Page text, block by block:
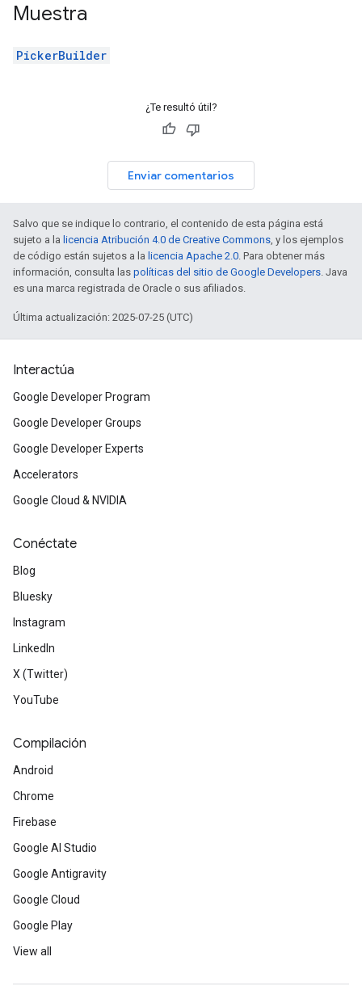
Muestra
PickerBuilder
¿Te resultó útil?
Enviar comentarios
Salvo que se indique lo contrario, el contenido de esta página está
sujeto a la licencia Atribución 4.0 de Creative Commons, y los ejemplos
de código están sujetos a la licencia Apache 2.0. Para obtener más
información, consulta las políticas del sitio de Google Developers. Java
es una marca registrada de Oracle o sus afiliados.
Última actualización: 2025-07-25 (UTC)
Interactúa
Google Developer Program
Google Developer Groups
Google Developer Experts
Accelerators
Google Cloud & NVIDIA
Conéctate
Blog
Bluesky
Instagram
LinkedIn
X (Twitter)
YouTube
Compilación
Android
Chrome
Firebase
Google AI Studio
Google Antigravity
Google Cloud
Google Play
View all